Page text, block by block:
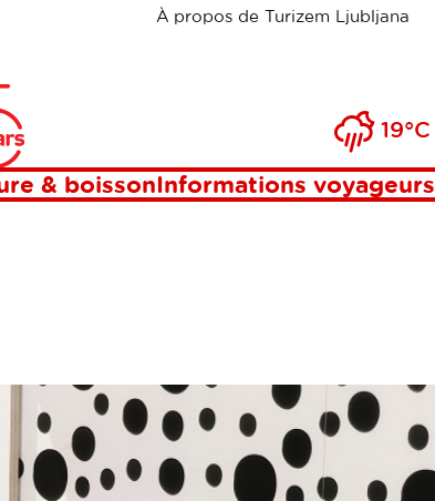
À propos de Turizem Ljubljana
19°C
& boissonInformations voyageurs